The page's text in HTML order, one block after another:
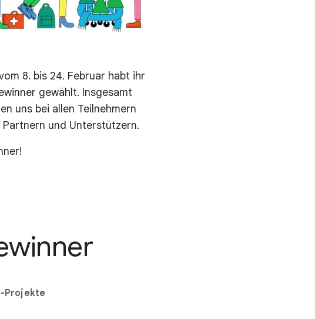
8. bis 24. Februar habt ihr
gewählt. Insgesamt
uns bei allen Teilnehmern
und Unterstützern.
Projekte